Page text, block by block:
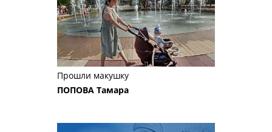
Прошли макушку
ПОПОВА Тамара